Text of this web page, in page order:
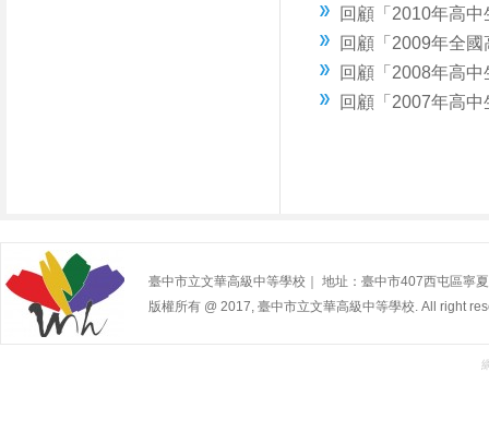
回顧「2010年高
回顧「2009年全
回顧「2008年高
回顧「2007年高
臺中市立文華高級中等學校｜ 地址：臺中市407西屯區
版權所有 @ 2017, 臺中市立文華高級中等學校. All right